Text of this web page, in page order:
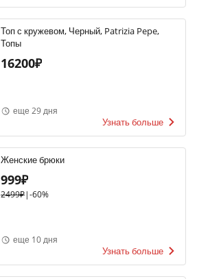
Топ с кружевом, Черный, Patrizia Pepe,
Топы
16200₽
еще 29 дня
Узнать больше
Женские брюки
999₽
2499₽|-60%
еще 10 дня
Узнать больше